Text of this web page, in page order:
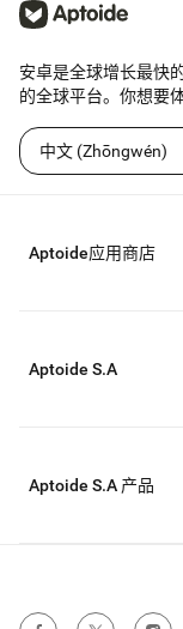
安卓是全球增长最快
的全球平台。你想要
中文 (Zhōngwén)
Aptoide应用商店
Aptoide S.A
Aptoide S.A 产品